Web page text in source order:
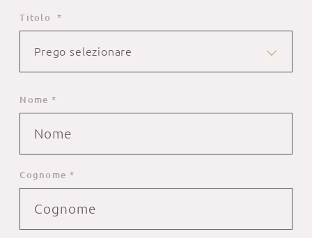
Titolo *
Prego selezionare
Nome *
Cognome *